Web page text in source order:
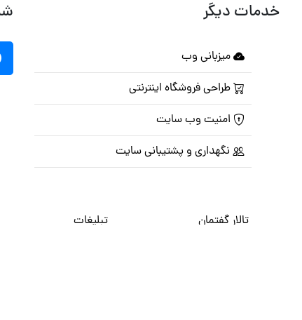
خدمات دیگر
میزبانی وب
طراحی فروشگاه اینترنتی
امنیت وب سایت
نگهداری و پشتیبانی سایت
تالار گفتمان تبلیغات